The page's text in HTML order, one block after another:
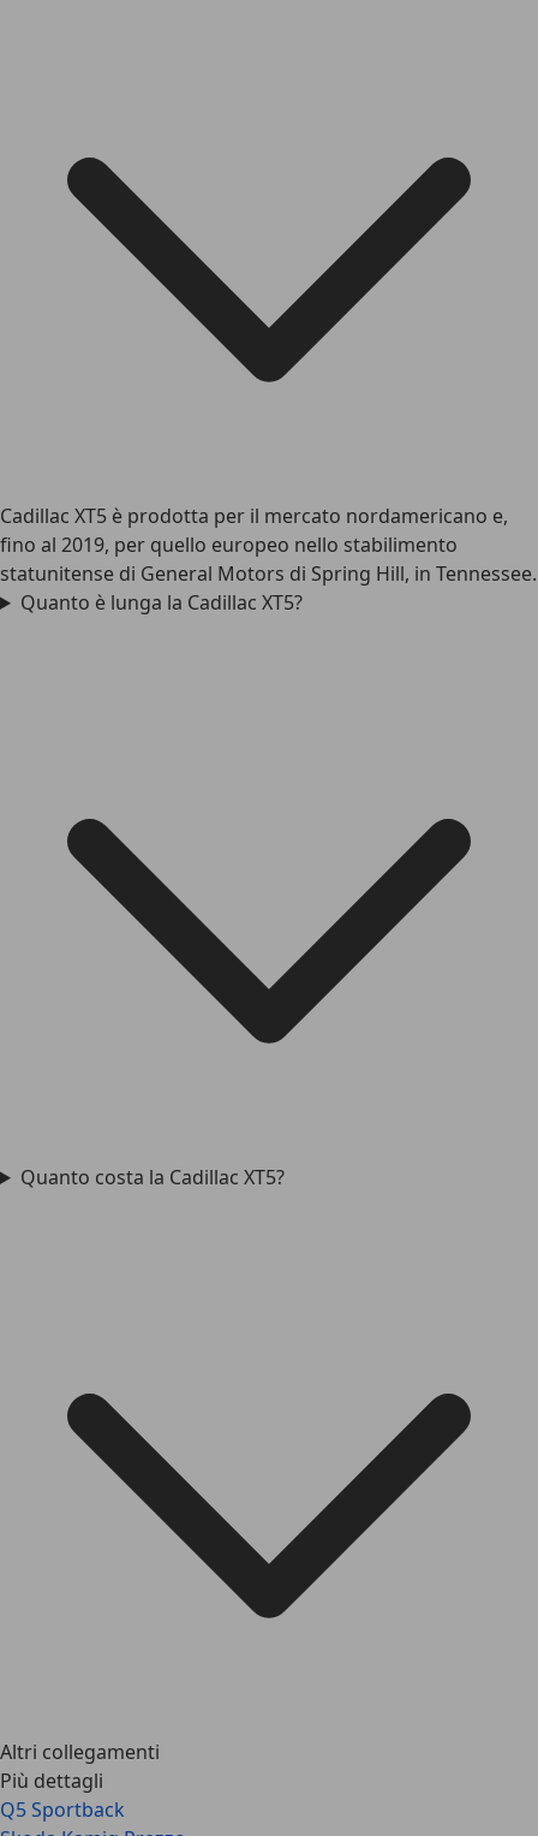
Cadillac XT5 è prodotta per il mercato nordamericano e,
fino al 2019, per quello europeo nello stabilimento
statunitense di General Motors di Spring Hill, in Tennessee.
Quanto è lunga la Cadillac XT5?
Quanto costa la Cadillac XT5?
Altri collegamenti
Più dettagli
Q5 Sportback